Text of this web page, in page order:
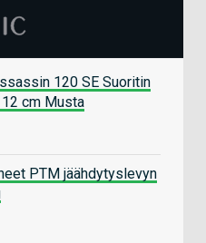
120 SE Suoritin
cm Musta
PTM jäähdytyslevyn